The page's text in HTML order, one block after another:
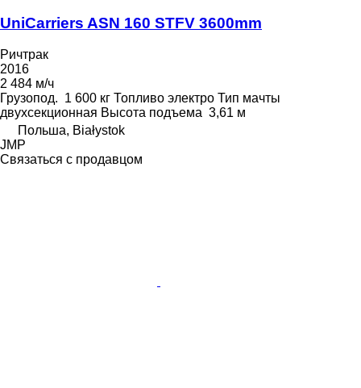
UniCarriers ASN 160 STFV 3600mm
Ричтрак
2016
2 484 м/ч
Грузопод. 1 600 кг Топливо электро Тип мачты
двухсекционная Высота подъема 3,61 м
Польша, Białystok
JMP
Связаться с продавцом